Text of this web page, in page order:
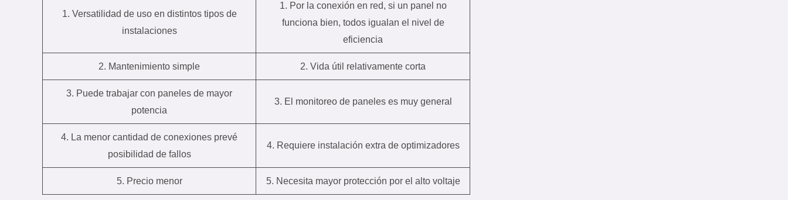
1. Versatilidad de uso en distintos tipos de
instalaciones
1. Por la conexión en red, si un panel no
funciona bien, todos igualan el nivel de
eficiencia
2. Mantenimiento simple 2. Vida útil relativamente corta
3. Puede trabajar con paneles de mayor
potencia
3. El monitoreo de paneles es muy general
4. La menor cantidad de conexiones prevé
posibilidad de fallos
4. Requiere instalación extra de optimizadores
5. Precio menor 5. Necesita mayor protección por el alto voltaje